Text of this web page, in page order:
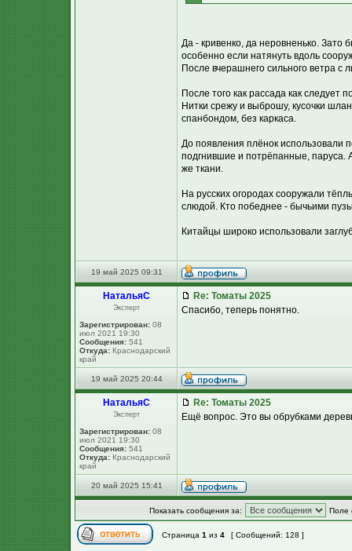
Да - кривенко, да неровненько. Зато
особенно если натянуть вдоль
После вчерашнего сильного ветра с
После того как рассада как следует
Нитки срежу и выброшу, кусочки
спанбондом, без каркаса.
До появления плёнок использовали
подгнившие и потрёпанные, паруса.
же ткани.
На русских огородах сооружали
слюдой. Кто победнее - бычьими
Китайцы широко использовали
19 май 2025 09:31
НатальяС
Эксперт
Зарегистрирован: 08
июл 2021 19:30
Сообщения: 541
Откуда: Краснодарский
край
Re: Томаты 2025
Спасибо, теперь понятно.
19 май 2025 20:44
НатальяС
Эксперт
Зарегистрирован: 08
июл 2021 19:30
Сообщения: 541
Откуда: Краснодарский
край
Re: Томаты 2025
Ещё вопрос. Это вы обрубками
20 май 2025 15:41
Показать сообщения за: Поле
Страница 1 из 4 [ Сообщений: 128 ]